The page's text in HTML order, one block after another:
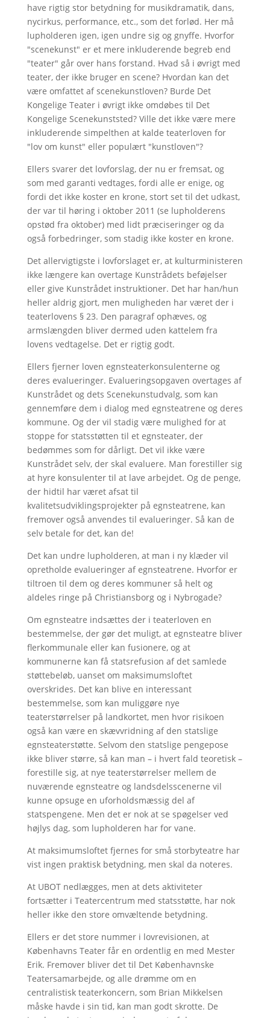
have rigtig stor betydning for musikdramatik, dans,
nycirkus, performance, etc., som det forlød. Her må
lupholderen igen, igen undre sig og gnyffe. Hvorfor
"scenekunst" er et mere inkluderende begreb end
"teater" går over hans forstand. Hvad så i øvrigt med
teater, der ikke bruger en scene? Hvordan kan det
være omfattet af scenekunstloven? Burde Det
Kongelige Teater i øvrigt ikke omdøbes til Det
Kongelige Scenekunststed? Ville det ikke være mere
inkluderende simpelthen at kalde teaterloven for
"lov om kunst" eller populært "kunstloven"?
Ellers svarer det lovforslag, der nu er fremsat, og
som med garanti vedtages, fordi alle er enige, og
fordi det ikke koster en krone, stort set til det udkast,
der var til høring i oktober 2011 (se lupholderens
opstød fra oktober) med lidt præciseringer og da
også forbedringer, som stadig ikke koster en krone.
Det allervigtigste i lovforslaget er, at kulturministeren
ikke længere kan overtage Kunstrådets beføjelser
eller give Kunstrådet instruktioner. Det har han/hun
heller aldrig gjort, men muligheden har været der i
teaterlovens § 23. Den paragraf ophæves, og
armslængden bliver dermed uden kattelem fra
lovens vedtagelse. Det er rigtig godt.
Ellers fjerner loven egnsteaterkonsulenterne og
deres evalueringer. Evalueringsopgaven overtages af
Kunstrådet og dets Scenekunstudvalg, som kan
gennemføre dem i dialog med egnsteatrene og deres
kommune. Og der vil stadig være mulighed for at
stoppe for statsstøtten til et egnsteater, der
bedømmes som for dårligt. Det vil ikke være
Kunstrådet selv, der skal evaluere. Man forestiller sig
at hyre konsulenter til at lave arbejdet. Og de penge,
der hidtil har været afsat til
kvalitetsudviklingsprojekter på egnsteatrene, kan
fremover også anvendes til evalueringer. Så kan de
selv betale for det, kan de!
Det kan undre lupholderen, at man i ny klæder vil
opretholde evalueringer af egnsteatrene. Hvorfor er
tiltroen til dem og deres kommuner så helt og
aldeles ringe på Christiansborg og i Nybrogade?
Om egnsteatre indsættes der i teaterloven en
bestemmelse, der gør det muligt, at egnsteatre bliver
flerkommunale eller kan fusionere, og at
kommunerne kan få statsrefusion af det samlede
støttebeløb, uanset om maksimumsloftet
overskrides. Det kan blive en interessant
bestemmelse, som kan muliggøre nye
teaterstørrelser på landkortet, men hvor risikoen
også kan være en skævvridning af den statslige
egnsteaterstøtte. Selvom den statslige pengepose
ikke bliver større, så kan man – i hvert fald teoretisk –
forestille sig, at nye teaterstørrelser mellem de
nuværende egnsteatre og landsdelsscenerne vil
kunne opsuge en uforholdsmæssig del af
statspengene. Men det er nok at se spøgelser ved
højlys dag, som lupholderen har for vane.
At maksimumsloftet fjernes for små storbyteatre har
vist ingen praktisk betydning, men skal da noteres.
At UBOT nedlægges, men at dets aktiviteter
fortsætter i Teatercentrum med statsstøtte, har nok
heller ikke den store omvæltende betydning.
Ellers er det store nummer i lovrevisionen, at
Københavns Teater får en ordentlig en med Mester
Erik. Fremover bliver det til Det Københavnske
Teatersamarbejde, og alle drømme om en
centralistisk teaterkoncern, som Brian Mikkelsen
måske havde i sin tid, kan man godt skrotte. De